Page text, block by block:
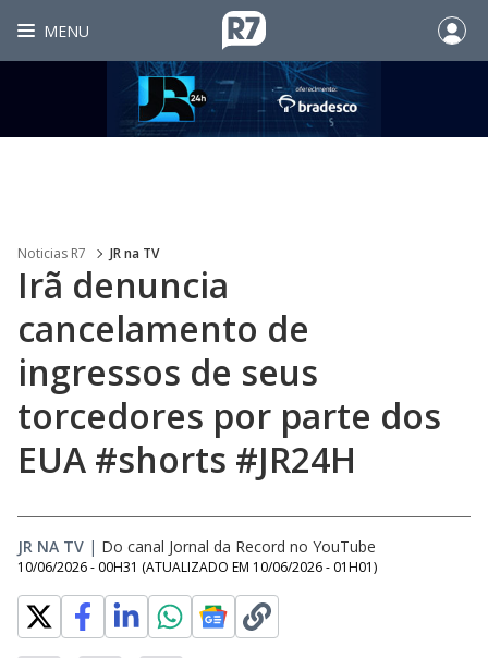
MENU
Noticias R7 JR na TV
Irã denuncia
cancelamento de
ingressos de seus
torcedores por parte dos
EUA #shorts #JR24H
JR NA TV | Do canal Jornal da Record no YouTube
10/06/2026 - 00H31 (ATUALIZADO EM 10/06/2026 - 01H01)